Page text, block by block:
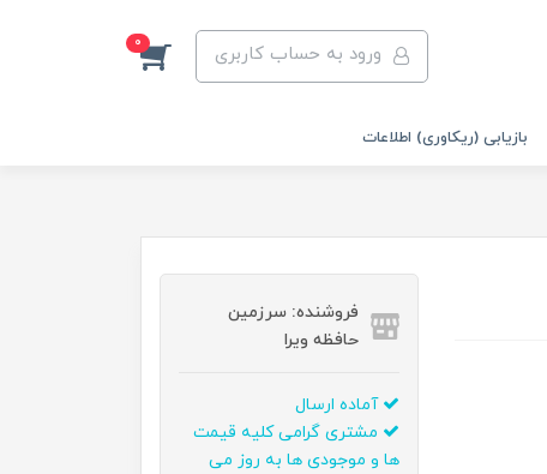
ورود به حساب کاربری 0
بازیابی (ریکاوری) اطلاعات
فروشنده: سرزمین
حافظه ویرا
آماده ارسال
مشتری گرامی کلیه قیمت
ها و موجودی ها به روز می